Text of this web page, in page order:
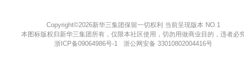
Copyright©2026新华三集团保留一切权利 当前呈现版本 NO.1
本图标版权归新华三集团所有，仅限本社区使用，切勿用做商业目的，违者必
浙ICP备09064986号-1
浙公网安备 33010802004416号